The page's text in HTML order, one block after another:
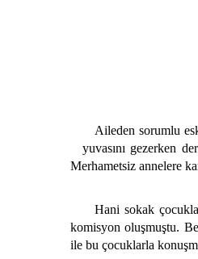
Aileden sorumlu
yuvasını gezerken
Merhametsiz annelere
Hani sokak çocukları
komisyon oluşmuştu.
ile bu çocuklarla